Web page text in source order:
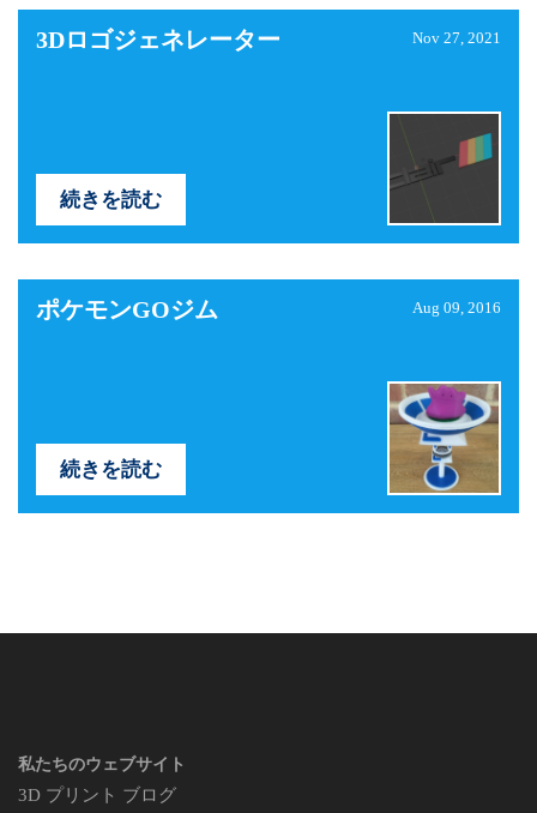
3Dロゴジェネレーター Nov 27, 2021
続きを読む
ポケモンGOジム Aug 09, 2016
続きを読む
私たちのウェブサイト
3D プリント ブログ